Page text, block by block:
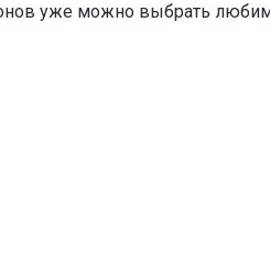
уже можно выбрать